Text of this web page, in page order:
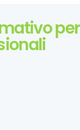
per